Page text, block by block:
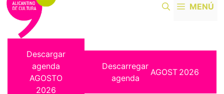
MENÚ
Descargar
agenda
AGOSTO
2026
Descarregar
agenda
AGOST 2026